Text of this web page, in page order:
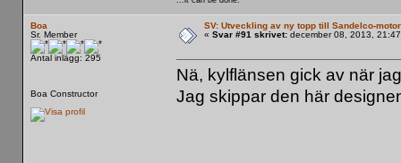
Boa
Sr. Member
Antal inlägg: 295
Boa Constructor
SV: Utveckling av ny topp till Sandelco-
« Svar #91 skrivet:december 08, 2013,
Nä, kylflänsen gick av när
Jag skippar den här